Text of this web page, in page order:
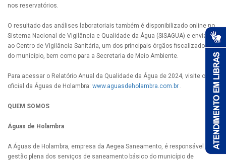
nos reservatórios.
O resultado das análises laboratoriais também é disponibilizado online no
Sistema Nacional de Vigilância e Qualidade da Água (SISAGUA) e enviado
ao Centro de Vigilância Sanitária, um dos principais órgãos fiscalizadores
do município, bem como para a Secretaria de Meio Ambiente.
Para acessar o Relatório Anual da Qualidade da Água de 2024, visite o site
oficial da Águas de Holambra: www.aguasdeholambra.com.br .
QUEM SOMOS
Águas de Holambra
A Águas de Holambra, empresa da Aegea Saneamento, é responsável pela
gestão plena dos serviços de saneamento básico do município de